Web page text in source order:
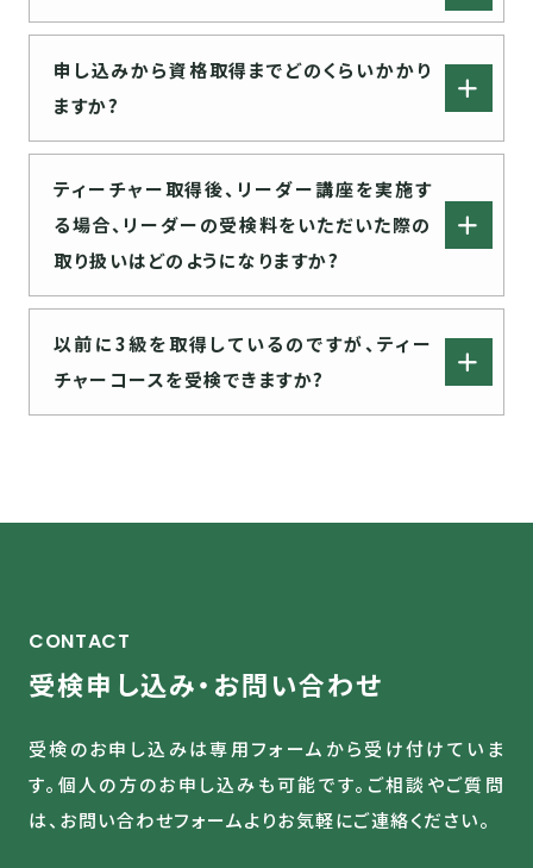
申し込みから資格取得までどのくらいかかり
ますか?
ティーチャー取得後、リーダー講座を実施す
る場合、リーダーの受検料をいただいた際の
取り扱いはどのようになりますか?
以前に3級を取得しているのですが、ティー
チャーコースを受検できますか?
CONTACT
受検申し込み・お問い合わせ
受検のお申し込みは専用フォームから受け付けていま
す。 個人の方のお申し込みも可能です。 ご相談やご質問
は、お問い合わせフォームよりお気軽にご連絡ください。